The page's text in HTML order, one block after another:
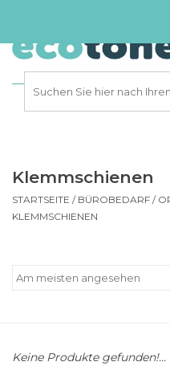
Klemmschienen
STARTSEITE / BÜROBEDARF /
KLEMMSCHIENEN
Keine Produkte gefunden!...